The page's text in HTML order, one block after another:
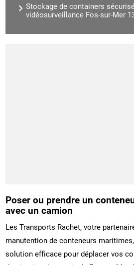
Stockage de containers
vidéosurveillance Fos-sur-Mer
Poser ou prendre un
avec un camion
Les Transports Rachet, votre
manutention de conteneurs
solution efficace pour déplacer vos